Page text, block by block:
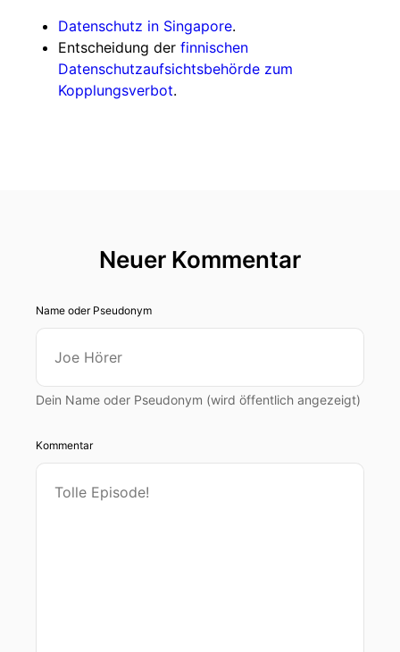
Datenschutz in Singapore.
Entscheidung der finnischen
Datenschutzaufsichtsbehörde zum
Kopplungsverbot.
Neuer Kommentar
Name oder Pseudonym
Dein Name oder Pseudonym (wird öffentlich angezeigt)
Kommentar